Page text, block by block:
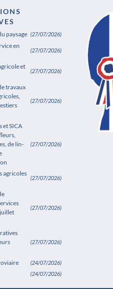
paysage (27/07/2026)
en
(27/07/2026)
et
(27/07/2026)
travaux
(27/07/2026)
et SICA
de lin-
(27/07/2026)
agricoles
(27/07/2026)
(27/07/2026)
(27/07/2026)
(24/07/2026)
(24/07/2026)